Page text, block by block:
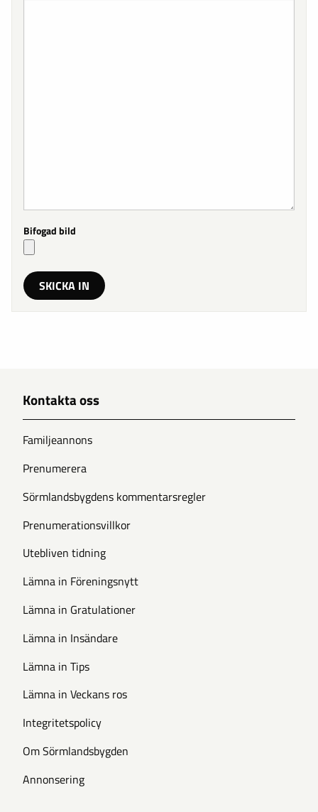
Bifogad bild
Kontakta oss
Familjeannons
Prenumerera
Sörmlandsbygdens kommentarsregler
Prenumerationsvillkor
Utebliven tidning
Lämna in Föreningsnytt
Lämna in Gratulationer
Lämna in Insändare
Lämna in Tips
Lämna in Veckans ros
Integritetspolicy
Om Sörmlandsbygden
Annonsering